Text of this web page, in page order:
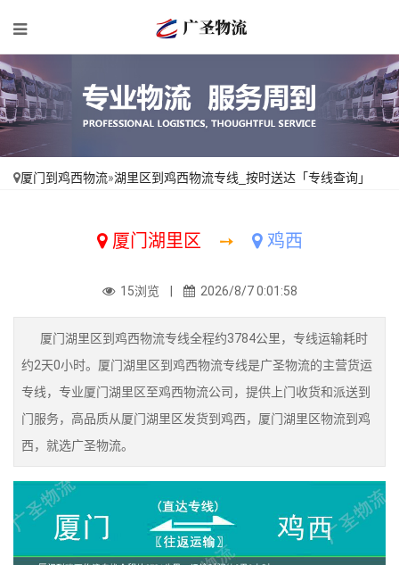
厦门到鸡西物流»湖里区到鸡西物流专线_按时送达「专线查询」
厦门湖里区 ➙ 鸡西
15浏览 | 2026/8/7 0:01:58
厦门湖里区到鸡西物流专线全程约3784公里，专线运输耗时
约2天0小时。厦门湖里区到鸡西物流专线是广圣物流的主营货运
专线，专业厦门湖里区至鸡西物流公司，提供上门收货和派送到
门服务，高品质从厦门湖里区发货到鸡西，厦门湖里区物流到鸡
西，就选广圣物流。